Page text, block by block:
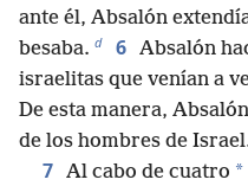
ante él, Absalón
besaba. d 6 Absalón
israelitas que venían a
De esta manera,
de los hombres de
7 Al cabo de cuatro *